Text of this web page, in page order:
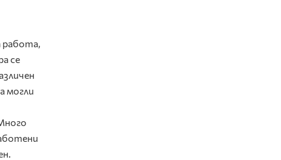
работа,
се
могли